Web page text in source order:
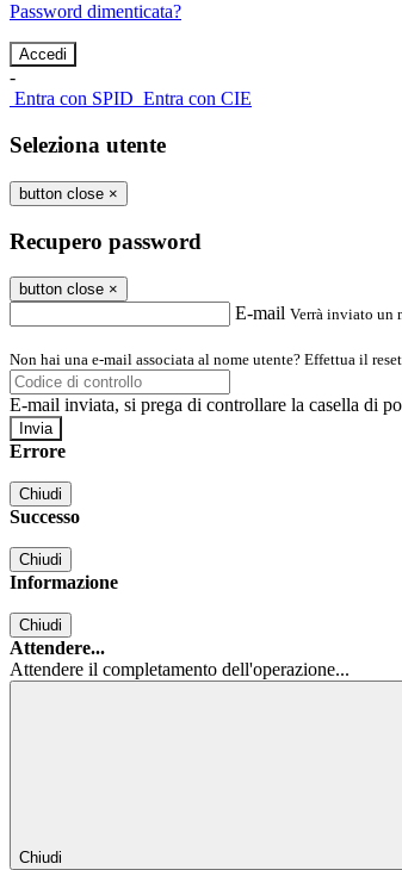
Password dimenticata?
-
Entra con SPID Entra con CIE
Seleziona utente
button close ×
Recupero password
button close ×
E-mail Verrà inviato un
Non hai una e-mail associata al nome utente? Effettua il
E-mail inviata, si prega di controllare la casella di
Errore
Chiudi
Successo
Chiudi
Informazione
Chiudi
Attendere...
Attendere il completamento dell'operazione...
Chiudi